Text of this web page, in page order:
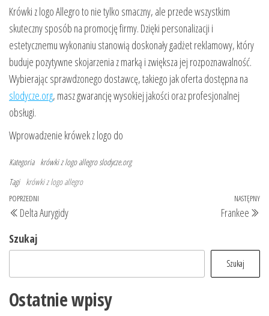
Krówki z logo Allegro to nie tylko smaczny, ale przede wszystkim
skuteczny sposób na promocję firmy. Dzięki personalizacji i
estetycznemu wykonaniu stanowią doskonały gadżet reklamowy, który
buduje pozytywne skojarzenia z marką i zwiększa jej rozpoznawalność.
Wybierając sprawdzonego dostawcę, takiego jak oferta dostępna na
slodycze.org, masz gwarancję wysokiej jakości oraz profesjonalnej
obsługi.
Wprowadzenie krówek z logo do
Kategoria krówki z logo allegroslodycze.org
Tagi krówki z logo allegro
Nawigacja
wpisu
Poprzedni
wpis
POPRZEDNI
Delta Aurygidy
NASTĘPNY
Frankee
Szukaj
Szukaj
Ostatnie wpisy